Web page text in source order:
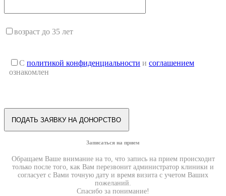
возраст до 35 лет
С политикой конфиденциальности и соглашением
ознакомлен
Записаться на прием
Обращаем Ваше внимание на то, что запись на прием происходит
только после того, как Вам перезвонит администратор клиники и
согласует с Вами точную дату и время визита с учетом Ваших
пожеланий.
Спасибо за понимание!